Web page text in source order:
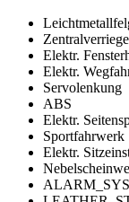
Elektr.
Elektr.
Servolenkung
ABS
Elektr.
Sportfahrwerk
Elektr.